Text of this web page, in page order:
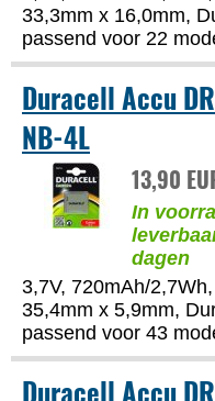
33,3mm x 16,0mm,
passend voor 22
Duracell Accu
NB-4L
13,90
In
dagen
3,7V, 720mAh/
35,4mm x 5,9mm,
passend voor 43
Duracell Accu